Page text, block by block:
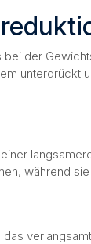
der
unterdrückt
während